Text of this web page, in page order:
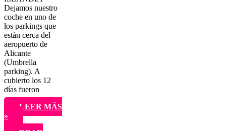
Dejamos nuestro
coche en uno de
los parkings que
están cerca del
aeropuerto de
Alicante
(Umbrella
parking). A
cubierto los 12
días fueron
LEER MÁS
»